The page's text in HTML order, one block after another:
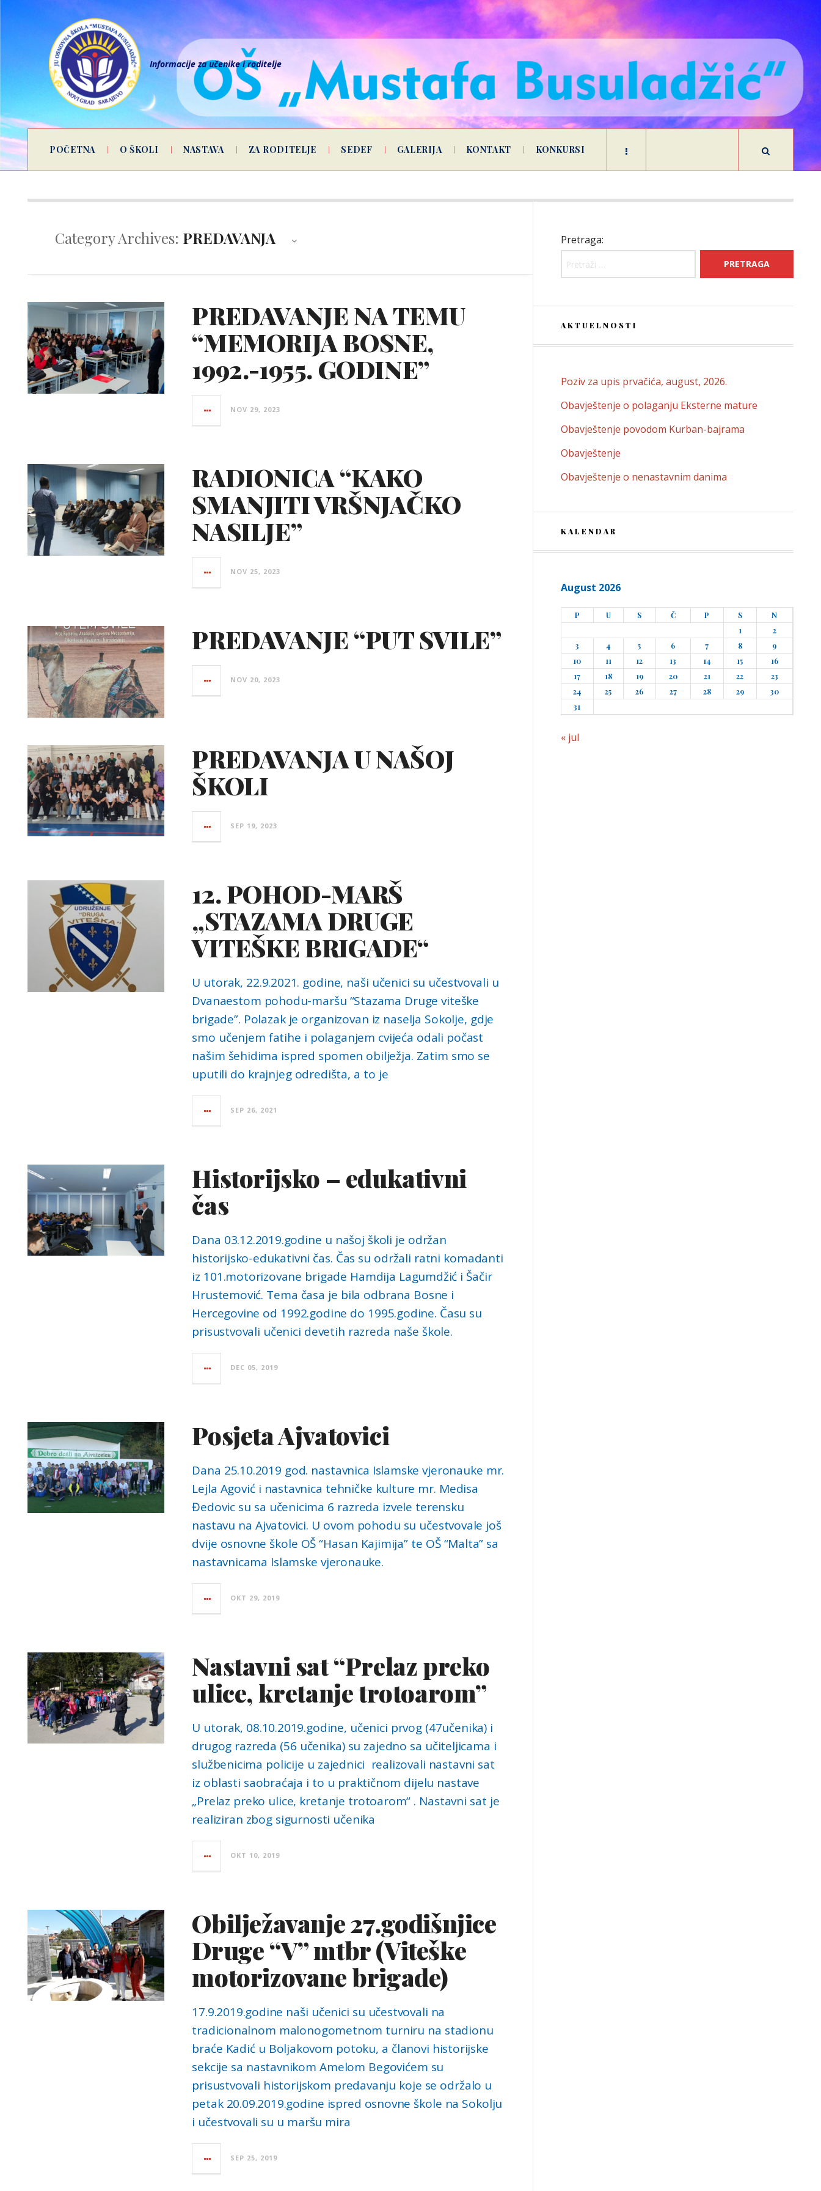
Informacije za učenike i roditelje
POČETNA O ŠKOLI NASTAVA ZA RODITELJE SEDEF GALERIJA KONTAKT KONKURSI
Category Archives: PREDAVANJA
PREDAVANJE NA TEMU
“MEMORIJA BOSNE,
1992.-1955. GODINE”
NOV 29, 2023
RADIONICA “KAKO
SMANJITI VRŠNJAČKO
NASILJE”
NOV 25, 2023
PREDAVANJE “PUT SVILE”
NOV 20, 2023
PREDAVANJA U NAŠOJ
ŠKOLI
SEP 19, 2023
12. POHOD-MARŠ
„STAZAMA DRUGE
VITEŠKE BRIGADE“
U utorak, 22.9.2021. godine, naši učenici su učestvovali u
Dvanaestom pohodu-maršu “Stazama Druge viteške
brigade”. Polazak je organizovan iz naselja Sokolje, gdje
smo učenjem fatihe i polaganjem cvijeća odali počast
našim šehidima ispred spomen obilježja. Zatim smo se
uputili do krajnjeg odredišta, a to je
SEP 26, 2021
Historijsko – edukativni
čas
Dana 03.12.2019.godine u našoj školi je održan
historijsko-edukativni čas. Čas su održali ratni komadanti
iz 101.motorizovane brigade Hamdija Lagumdžić i Šačir
Hrustemović. Tema časa je bila odbrana Bosne i
Hercegovine od 1992.godine do 1995.godine. Času su
prisustvovali učenici devetih razreda naše škole.
DEC 05, 2019
Posjeta Ajvatovici
Dana 25.10.2019 god. nastavnica Islamske vjeronauke mr.
Lejla Agović i nastavnica tehničke kulture mr. Medisa
Đedovic su sa učenicima 6 razreda izvele terensku
nastavu na Ajvatovici. U ovom pohodu su učestvovale još
dvije osnovne škole OŠ “Hasan Kajimija” te OŠ “Malta” sa
nastavnicama Islamske vjeronauke.
OKT 29, 2019
Nastavni sat “Prelaz preko
ulice, kretanje trotoarom”
U utorak, 08.10.2019.godine, učenici prvog (47učenika) i
drugog razreda (56 učenika) su zajedno sa učiteljicama i
službenicima policije u zajednici realizovali nastavni sat
iz oblasti saobraćaja i to u praktičnom dijelu nastave
„Prelaz preko ulice, kretanje trotoarom“ . Nastavni sat je
realiziran zbog sigurnosti učenika
OKT 10, 2019
Obilježavanje 27.godišnjice
Druge “V” mtbr (Viteške
motorizovane brigade)
17.9.2019.godine naši učenici su učestvovali na
tradicionalnom malonogometnom turniru na stadionu
braće Kadić u Boljakovom potoku, a članovi historijske
sekcije sa nastavnikom Amelom Begovićem su
prisustvovali historijskom predavanju koje se održalo u
petak 20.09.2019.godine ispred osnovne škole na Sokolju
i učestvovali su u maršu mira
SEP 25, 2019
Pretraga:
AKTUELNOSTI
Poziv za upis prvačića, august, 2026.
Obavještenje o polaganju Eksterne mature
Obavještenje povodom Kurban-bajrama
Obavještenje
Obavještenje o nenastavnim danima
KALENDAR
August 2026
P U S Č P S
N
1
2
3
4 5 6 7 8
9
10
11 12 13 14 15
16
17
18 19 20 21 22
23
24
25 26 27 28 29
30
31
« jul